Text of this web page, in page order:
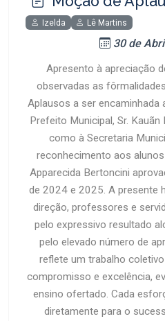
Izelda Lê Martins
30 de
Apresento à apreciação
observadas as
Aplausos a ser encaminhada
Prefeito Municipal, Sr.
como à Secretaria
reconhecimento aos
Apparecida Bertoncini
de 2024 e 2025. A presente
direção, professores e
pelo expressivo resultado
pelo elevado número de
reflete um trabalho
compromisso e excelência,
ensino ofertado. Cada
diretamente para o